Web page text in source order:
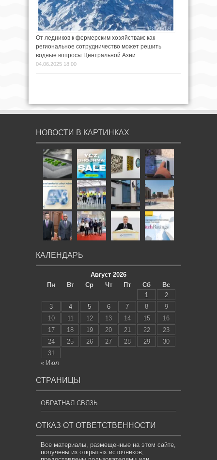
От ледников к фермерским хозяйствам: как
региональное сотрудничество может решить
водные вопросы Центральной Азии
04.06.2025 18:00
НОВОСТИ В КАРТИНКАХ
КАЛЕНДАРЬ
Август 2026
Пн
Вт Ср Чт Пт Сб
Вс
1
2
3
4 5 6 7 8
9
10
11 12 13 14 15
16
17
18 19 20 21 22
23
24
25 26 27 28 29
30
31
« Июл
СТРАНИЦЫ
ОБРАТНАЯ СВЯЗЬ
ОТКАЗ ОТ ОТВЕТСТВЕННОСТИ
Все материалы, размещенные на этом сайте,
получены из открытых источников,